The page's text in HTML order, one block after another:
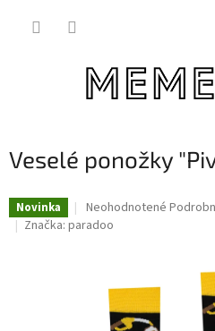
Veselé ponožky
Novinka
Priemerné
hodnotenie
hviezdičiek.
Neohodnotené
Značka: paradoo